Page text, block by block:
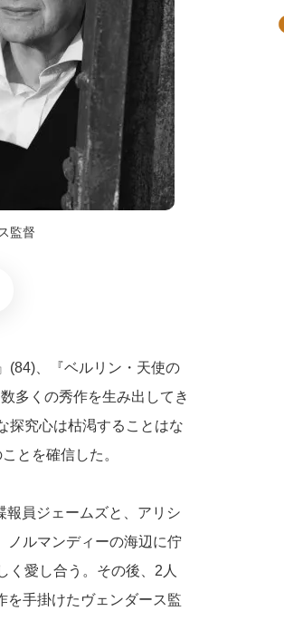
監督
(84)、『ベルリン・天使の
多くの秀作を生み出してき
探究心は枯渇することはな
とを確信した。
報員ジェームズと、アリシ
ノルマンディーの海辺に佇
く愛し合う。その後、2人
を手掛けたヴェンダース監